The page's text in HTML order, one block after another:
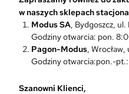
w naszych sklepach
Modus SA, Bydgoszcz, ul.
Godziny otwarcia: pon.
Pagon-Modus, Wrocław,
Godziny otwarcia:pon.-
Szanowni Klienci,